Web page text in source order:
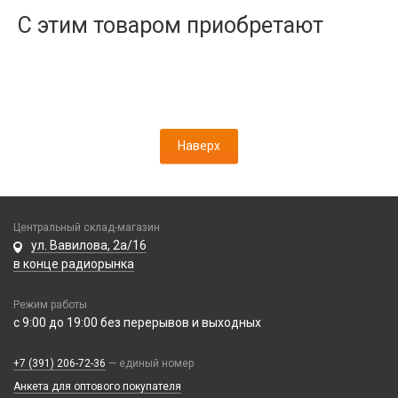
С этим товаром приобретают
Камеры
Проклейки
Шлейфы
АЗУ
АЗУ + FM-модулятор
АЗУ + кабель
Кабели
3 в 1
4 в 1
Компьютерная периферия
Аксессуары для ПК
Наверх
Центральный склад-магазин
ул. Вавилова, 2а/16
в конце радиорынка
Режим работы
с 9:00 до 19:00 без перерывов и выходных
+7 (391) 206-72-36 — единый номер
Анкета для оптового покупателя